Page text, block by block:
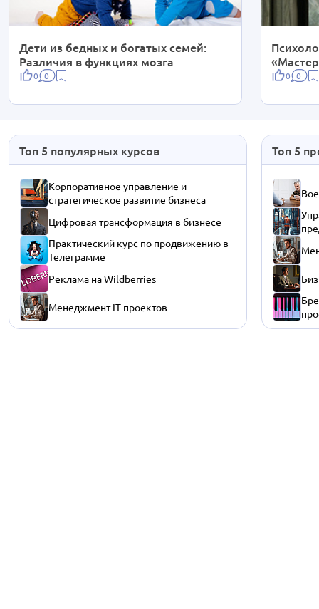
Дети из бедных и богатых семей:
Различия в функциях мозга
0 0 0 0
Топ 5 популярных курсов
Корпоративное управление и
стратегическое развитие бизнеса
Цифровая трансформация в бизнесе
Практический курс по продвижению в
Телеграмме
Реклама на Wildberries
Менеджмент IT-проектов
Топ 5